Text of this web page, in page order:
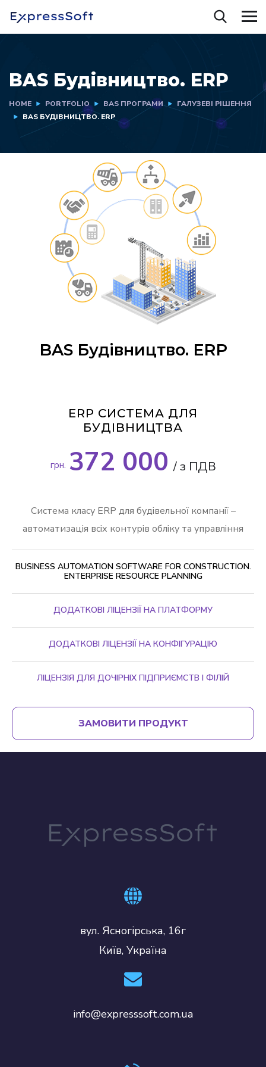
BAS Будівництво. ERP
HOME PORTFOLIO BAS ПРОГРАМИ
ГАЛУЗЕВІ РІШЕННЯ
BAS БУДІВНИЦТВО. ERP
BAS Будівництво. ERP
ERP СИСТЕМА ДЛЯ
БУДІВНИЦТВА
грн. 372 000 / з ПДВ
Система класу ERP для будівельної компанії –
автоматизація всіх контурів обліку та управління
BUSINESS AUTOMATION SOFTWARE FOR CONSTRUCTION.
ENTERPRISE RESOURCE PLANNING
ДОДАТКОВІ ЛІЦЕНЗІЇ НА ПЛАТФОРМУ
ДОДАТКОВІ ЛІЦЕНЗІЇ НА КОНФІГУРАЦІЮ
ЛІЦЕНЗІЯ ДЛЯ ДОЧІРНІХ ПІДПРИЄМСТВ І ФІЛІЙ
ЗАМОВИТИ ПРОДУКТ
вул. Ясногірська, 16г
Київ, Україна
info@expresssoft.com.ua